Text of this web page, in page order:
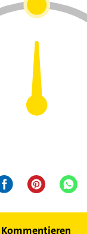
Kommentieren